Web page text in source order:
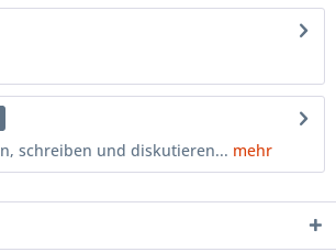
schreiben und diskutieren... mehr